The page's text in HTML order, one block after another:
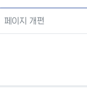
페이지 개편